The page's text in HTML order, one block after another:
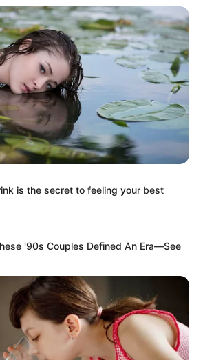
derültek ki Magyar Péterről:
felesége háta mögött Magyar
a munkatársak… A
korábbi sajtómunkatársa mesélt
milyen embernek ismerték Varga
is the secret to feeling your best
'90s Couples Defined An Era—See